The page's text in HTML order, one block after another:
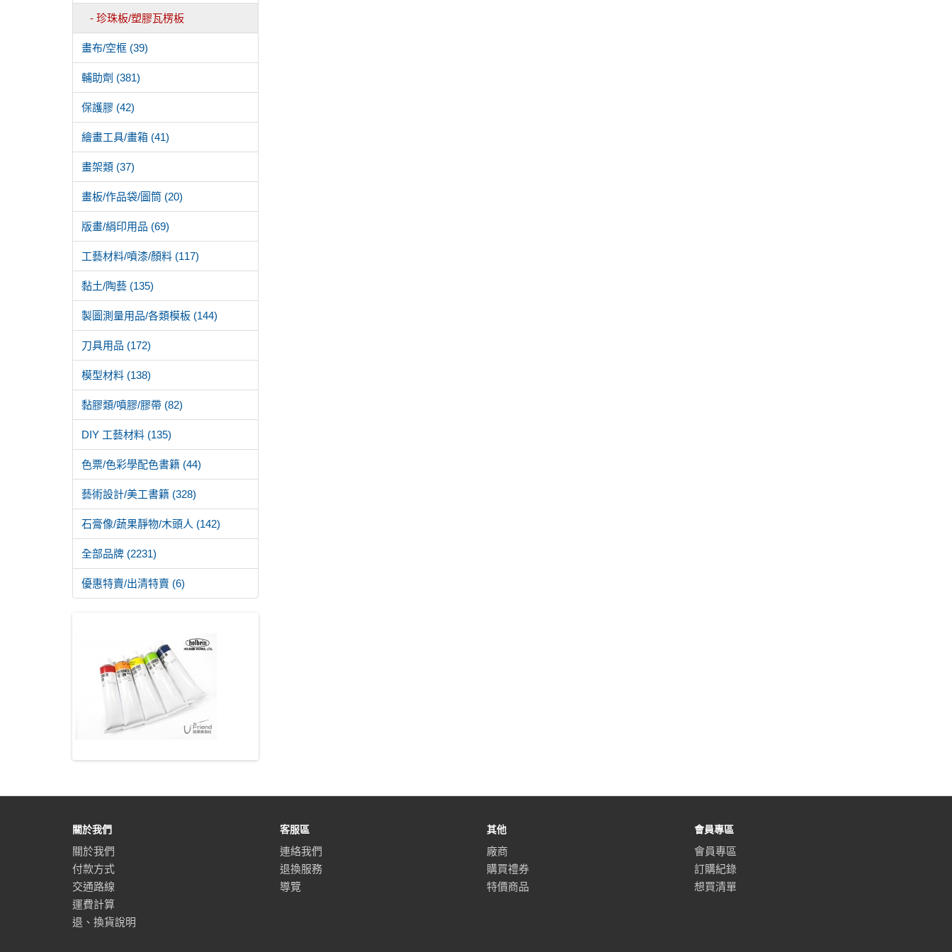
- 珍珠板/塑膠瓦楞板
畫布/空框 (39)
輔助劑 (381)
保護膠 (42)
繪畫工具/畫箱 (41)
畫架類 (37)
畫板/作品袋/圖筒 (20)
版畫/絹印用品 (69)
工藝材料/噴漆/顏料 (117)
黏土/陶藝 (135)
製圖測量用品/各類模板 (144)
刀具用品 (172)
模型材料 (138)
黏膠類/噴膠/膠帶 (82)
DIY 工藝材料 (135)
色票/色彩學配色書籍 (44)
藝術設計/美工書籍 (328)
石膏像/蔬果靜物/木頭人 (142)
全部品牌 (2231)
優惠特賣/出清特賣 (6)
關於我們
關於我們
付款方式
交通路線
運費計算
退、換貨說明
客服區
連絡我們
退換服務
導覽
其他
廠商
購買禮券
特價商品
會員專區
會員專區
訂購紀錄
想買清單